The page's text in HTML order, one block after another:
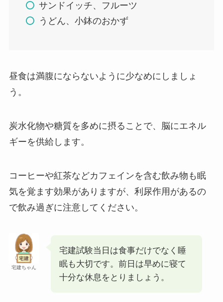
サンドイッチ、フルーツ
うどん、小鉢のおかず
昼食は満腹にならないように少なめにしましょ
う。
炭水化物や糖質を多めに摂ることで、脳にエネル
ギーを供給します。
コーヒーや紅茶などカフェインを含む飲み物も眠
気を覚ます効果がありますが、利尿作用があるの
で飲み過ぎに注意してください。
宅建ちゃん
宅建試験当日は食事だけでなく睡
眠も大切です。前日は早めに寝て
十分な休息をとりましょう。